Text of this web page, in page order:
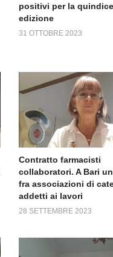
positivi per la
edizione
31 OTTOBRE 2023
Contratto farmacisti
collaboratori. A Bari
fra associazioni di
addetti ai lavori
28 SETTEMBRE 2023